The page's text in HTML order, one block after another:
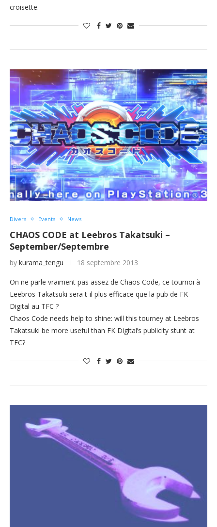
croisette.
Divers Events News
CHAOS CODE at Leebros Takatsuki –
September/Septembre
by kurama_tengu 18 septembre 2013
On ne parle vraiment pas assez de Chaos Code, ce tournoi à
Leebros Takatsuki sera t-il plus efficace que la pub de FK
Digital au TFC ?
Chaos Code needs help to shine: will this tourney at Leebros
Takatsuki be more useful than FK Digital’s publicity stunt at
TFC?